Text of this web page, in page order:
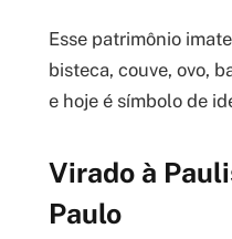
Esse patrimônio
bisteca, couve, ovo,
e hoje é símbolo de
Virado à
Paulo